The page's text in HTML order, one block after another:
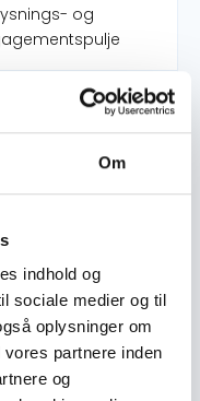
Om
indhold og
sociale medier og til
oplysninger om
partnere inden
og
og
3: Sundhed og
kønnene
7: Bæredygtig
10: Mindre ulighed